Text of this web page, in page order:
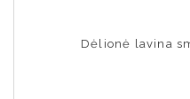
Dėlionė lavina